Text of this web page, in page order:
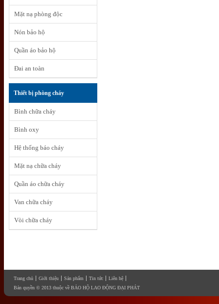
Mặt nạ phòng độc
Nón bảo hộ
Quần áo bảo hộ
Đai an toàn
Thiết bị phòng cháy
Bình chữa cháy
Bình oxy
Hệ thống báo cháy
Mặt nạ chữa cháy
Quần áo chữa cháy
Van chữa cháy
Vòi chữa cháy
Trang chủ Giới thiệu Sản phẩm Tin tức
Liên hệ
Bản quyền © 2013 thuộc về BẢO HỘ LAO ĐỘNG ĐẠI PHÁT